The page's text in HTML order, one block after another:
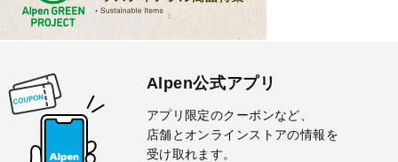
Alpen公式アプリ
アプリ限定のクーポンなど、
店舗とオンラインストアの情報を
受け取れます。